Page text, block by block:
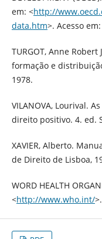
em: <http://
data.htm>. Acesso
TURGOT, Anne
formação e
1978.
VILANOVA, Lourival.
direito positivo. 4. ed.
XAVIER, Alberto.
de Direito de Lisboa,
WORD HEALTH
<http://www.who.int/